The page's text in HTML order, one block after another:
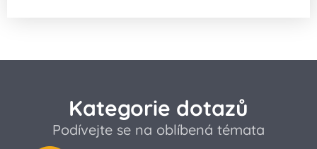
Kategorie dotazů
Podívejte se na oblíbená témata